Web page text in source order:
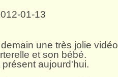
une très jolie vidéo
et son bébé.
présent aujourd'hui.